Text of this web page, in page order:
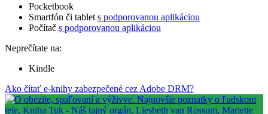
Pocketbook
Smartfón či tablet s podporovanou aplikáciou
Počítač s podporovanou aplikáciou
Neprečítate na:
Kindle
Ako čítať e-knihy zabezpečené cez Adobe DRM?